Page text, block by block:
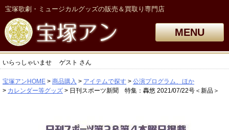
宝塚歌劇・ミュージカルグッズの販売＆買取り専門店
MENU
いらっしゃいませ ゲスト さん
宝塚アンHOME 商品購入 アイテムで探す
公演プログラム、ほか
カレンダー等グッズ
日刊スポーツ新聞 特集：轟悠 2021/07/22号＜新品＞